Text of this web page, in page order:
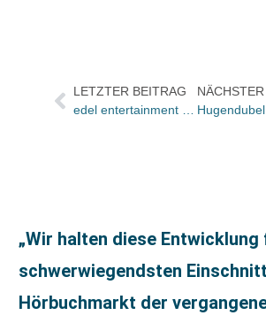
LETZTER BEITRAG
edel entertainment übernimmt Rockbuch Verlag
„Wir halten diese
schwerwiegendsten
Hörbuchmarkt der